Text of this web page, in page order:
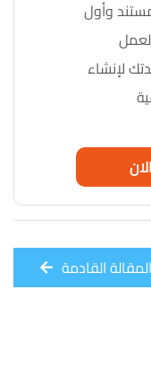
لإنشاء
المقالة القادمة